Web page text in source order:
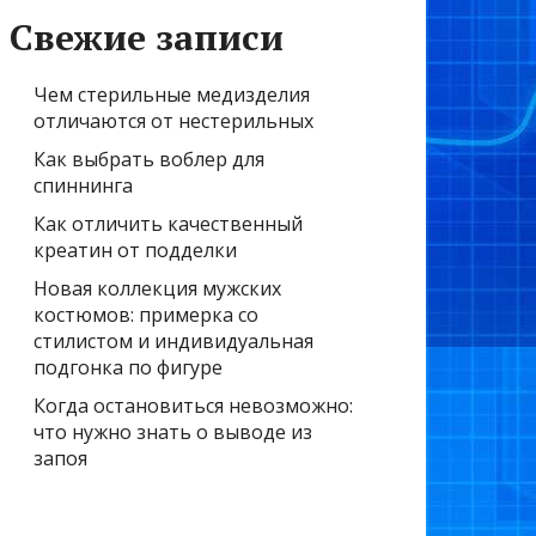
Свежие записи
Чем стерильные медизделия
отличаются от нестерильных
Как выбрать воблер для
спиннинга
Как отличить качественный
креатин от подделки
Новая коллекция мужских
костюмов: примерка со
стилистом и индивидуальная
подгонка по фигуре
Когда остановиться невозможно:
что нужно знать о выводе из
запоя